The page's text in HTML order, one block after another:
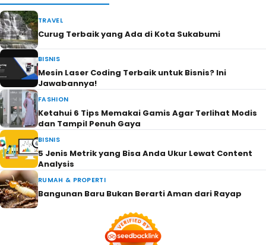
TRAVEL
Curug Terbaik yang Ada di Kota Sukabumi
BISNIS
Mesin Laser Coding Terbaik untuk Bisnis? Ini
Jawabannya!
FASHION
Ketahui 6 Tips Memakai Gamis Agar Terlihat Modis
dan Tampil Penuh Gaya
BISNIS
5 Jenis Metrik yang Bisa Anda Ukur Lewat Content
Analysis
RUMAH & PROPERTI
Bangunan Baru Bukan Berarti Aman dari Rayap